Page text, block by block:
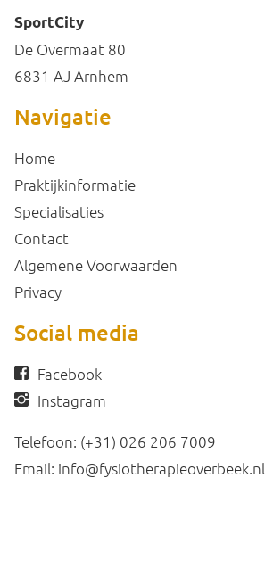
SportCity
De Overmaat 80
6831 AJ Arnhem
Navigatie
Home
Praktijkinformatie
Specialisaties
Contact
Algemene Voorwaarden
Privacy
Social media
Facebook
Instagram
Telefoon: (+31) 026 206 7009
Email: info@fysiotherapieoverbeek.nl